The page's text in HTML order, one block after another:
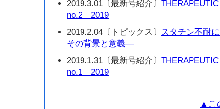
2019.3.01〔最新号紹介〕
no.2 2019
2019.2.04〔トピックス〕 スタチン不耐
その背景と意義—
2019.1.31〔最新号紹介〕
no.1 2019
▲こ